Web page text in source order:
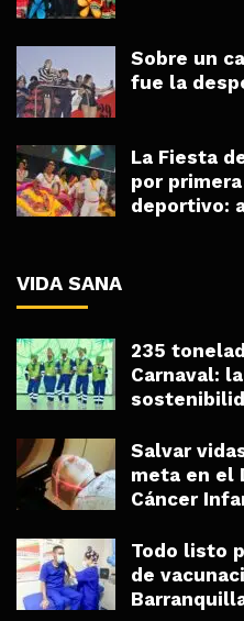
Sobre un
fue la
La Fiesta
por
deportivo:
VIDA SANA
235
Carnaval:
Salvar
meta en el
Cáncer
Todo listo
de